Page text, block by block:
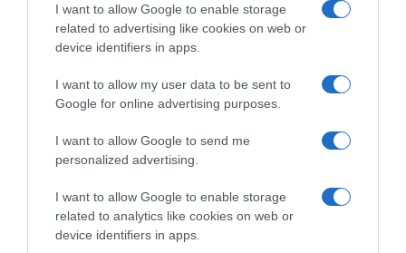
I want to allow Google to enable storage
related to advertising like cookies on web or
device identifiers in apps.
I want to allow my user data to be sent to
Google for online advertising purposes.
I want to allow Google to send me
personalized advertising.
I want to allow Google to enable storage
related to analytics like cookies on web or
device identifiers in apps.